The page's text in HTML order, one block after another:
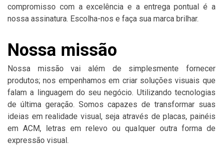
compromisso com a excelência e a entrega pontual é a
nossa assinatura. Escolha-nos e faça sua marca brilhar.
Nossa missão
Nossa missão vai além de simplesmente fornecer
produtos; nos empenhamos em criar soluções visuais que
falam a linguagem do seu negócio. Utilizando tecnologias
de última geração. Somos capazes de transformar suas
ideias em realidade visual, seja através de placas, painéis
em ACM, letras em relevo ou qualquer outra forma de
expressão visual.